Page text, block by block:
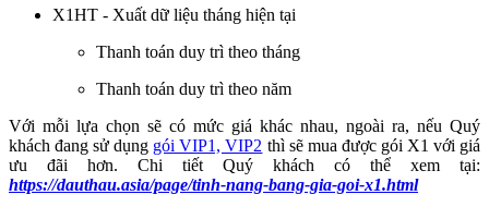
X1HT - Xuất dữ liệu tháng hiện tại
Thanh toán duy trì theo tháng
Thanh toán duy trì theo năm
Với mỗi lựa chọn sẽ có mức giá khác nhau, ngoài ra, nếu Quý
khách đang sử dụng gói VIP1, VIP2 thì sẽ mua được gói X1 với giá
ưu đãi hơn. Chi tiết Quý khách có thể xem tại:
https://dauthau.asia/page/tinh-nang-bang-gia-goi-x1.html